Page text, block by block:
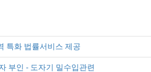
특화 법률서비스 제공
부인 - 도자기 밀수입관련